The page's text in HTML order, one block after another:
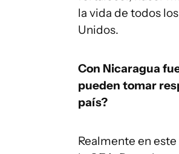
la vida de todos
Unidos.
Con Nicaragua
pueden tomar
país?
Realmente en